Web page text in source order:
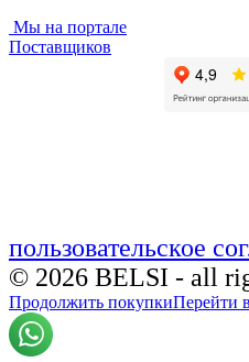
Мы на портале
Поставщиков
пользовательское
© 2026 BELSI - all
Продолжить покупкиПерейти